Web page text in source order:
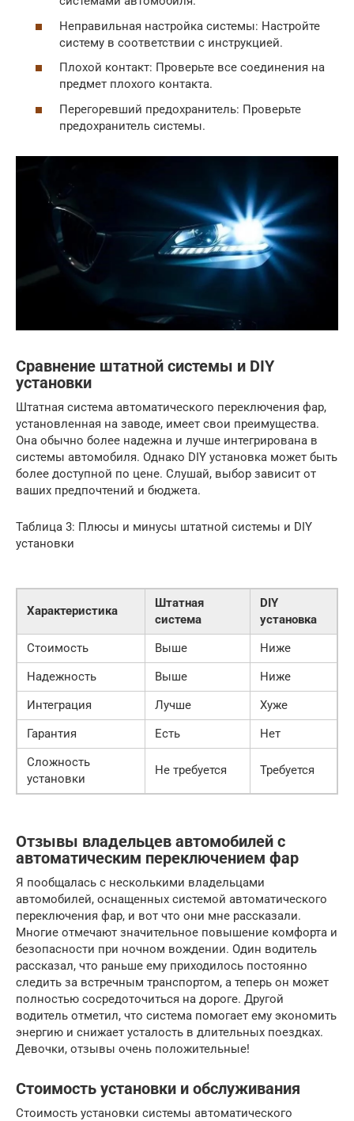
Неправильная настройка системы: Настройте
систему в соответствии с инструкцией.
Плохой контакт: Проверьте все соединения на
предмет плохого контакта.
Перегоревший предохранитель: Проверьте
предохранитель системы.
Сравнение штатной системы и DIY
установки
Штатная система автоматического переключения фар,
установленная на заводе, имеет свои преимущества.
Она обычно более надежна и лучше интегрирована в
системы автомобиля. Однако DIY установка может быть
более доступной по цене. Слушай, выбор зависит от
ваших предпочтений и бюджета.
Таблица 3: Плюсы и минусы штатной системы и DIY
установки
Характеристика
Штатная
система
DIY
установка
Стоимость
Выше
Ниже
Надежность
Выше
Ниже
Интеграция
Лучше
Хуже
Гарантия
Есть
Нет
Сложность
установки
Не требуется Требуется
Отзывы владельцев автомобилей с
автоматическим переключением фар
Я пообщалась с несколькими владельцами
автомобилей, оснащенных системой автоматического
переключения фар, и вот что они мне рассказали.
Многие отмечают значительное повышение комфорта и
безопасности при ночном вождении. Один водитель
рассказал, что раньше ему приходилось постоянно
следить за встречным транспортом, а теперь он может
полностью сосредоточиться на дороге. Другой
водитель отметил, что система помогает ему экономить
энергию и снижает усталость в длительных поездках.
Девочки, отзывы очень положительные!
Стоимость установки и обслуживания
Стоимость установки системы автоматического